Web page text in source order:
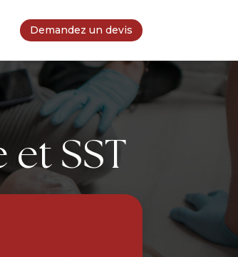
Demandez un devis
SST